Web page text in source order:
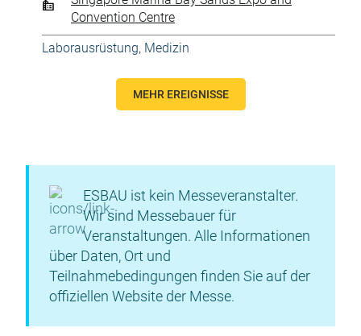
Convention Centre
Laborausrüstung, Medizin
MEHR EREIGNISSE
ESBAU ist kein Messeveranstalter.
Wir sind Messebauer für
Veranstaltungen. Alle Informationen
über Daten, Ort und
Teilnahmebedingungen finden Sie auf der
offiziellen Website der Messe.